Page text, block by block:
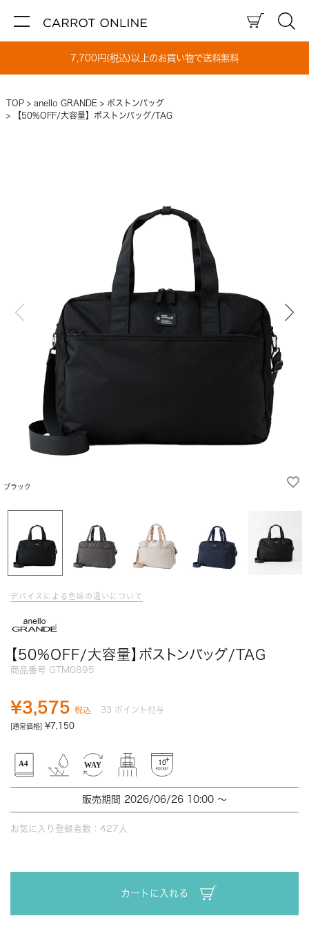
7,700円(税込)以上のお買い物で送料無料
TOP anello GRANDE
ボストンバッグ
【50%OFF/大容量】ボストンバッグ/TAG
ブラック
デバイスによる色味の違いについて
【50%OFF/大容量】ボストンバッグ/TAG
商品番号 GTM0895
[通常価格] ¥7,150
¥3,575 税込 33 ポイント付与
販売期間 2026/06/26 10:00 〜
お気に入り登録者数：427 人
カートに入れる